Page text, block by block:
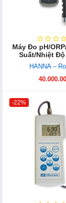
Máy Đo pH/
Suất/Nhiệt Độ
HANNA –
-22%